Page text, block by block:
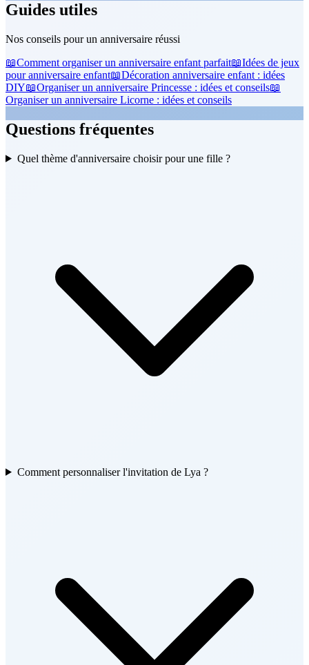
Guides utiles
Nos conseils pour un anniversaire réussi
📖Comment organiser un anniversaire enfant parfait📖Idées de jeux
pour anniversaire enfant📖Décoration anniversaire enfant : idées
DIY📖Organiser un anniversaire Princesse : idées et conseils📖
Organiser un anniversaire Licorne : idées et conseils
Questions fréquentes
Quel thème d'anniversaire choisir pour une fille ?
Comment personnaliser l'invitation de Lya ?